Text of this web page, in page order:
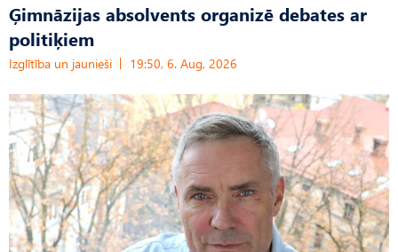
Ģimnāzijas absolvents organizē debates ar
politiķiem
Izglītība un jaunieši 19:50, 6. Aug, 2026